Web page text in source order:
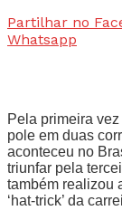
Partilhar no
Whatsapp
Pela primeira
pole em duas
aconteceu no
triunfar pela
também realizou
‘hat-trick’ da